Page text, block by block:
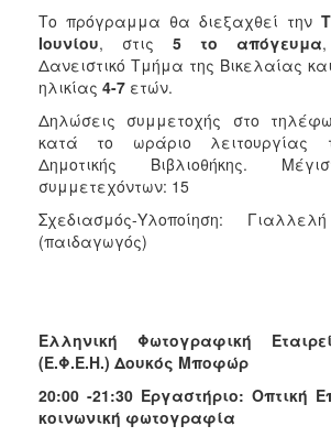
Το πρόγραμμα θα διεξαχθεί την
Ιουνίου, στις 5 το απόγευμα
Δανειστικό Τμήμα της Βικελαίας
ηλικίας 4-7 ετών.
Δηλώσεις συμμετοχής στο
κατά το ωράριο λειτουργίας
Δημοτικής Βιβλιοθήκης.
συμμετεχόντων: 15
Σχεδιασμός-Υλοποίηση:
(παιδαγωγός)
Ελληνική Φωτογραφική
(Ε.Φ.Ε.Η.) Δουκός Μποφώρ
20:00 -21:30 Εργαστήριο: Οπτική
κοινωνική φωτογραφία